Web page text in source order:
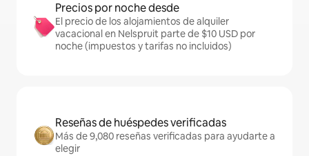
Precios por noche desde
El precio de los alojamientos de alquiler
vacacional en Nelspruit parte de $10 USD por
noche (impuestos y tarifas no incluidos)
Reseñas de huéspedes verificadas
Más de 9,080 reseñas verificadas para ayudarte a
elegir